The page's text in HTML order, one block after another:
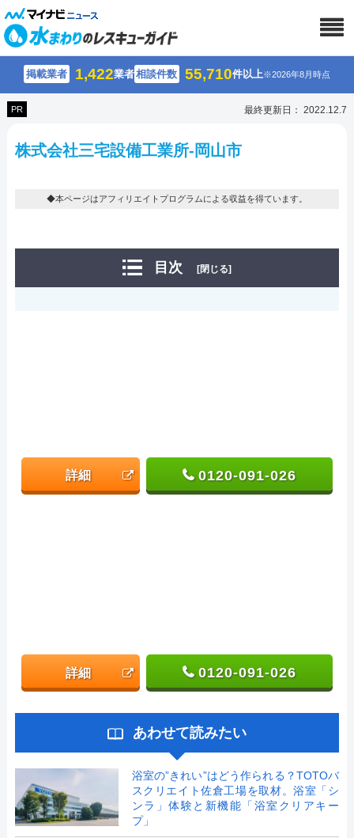
掲載業者 1,422業者相談件数 55,710件以上※2026年8月時点
PR 最終更新日： 2022.12.7
株式会社三宅設備工業所-岡山市
◆本ページはアフィリエイトプログラムによる収益を得ています。
目次 [閉じる]
詳細 0120-091-026
詳細 0120-091-026
あわせて読みたい
浴室の”きれい”はどう作られる？TOTOバ
スクリエイト佐倉工場を取材。浴室「シ
ンラ」体験と新機能「浴室クリアキー
プ」